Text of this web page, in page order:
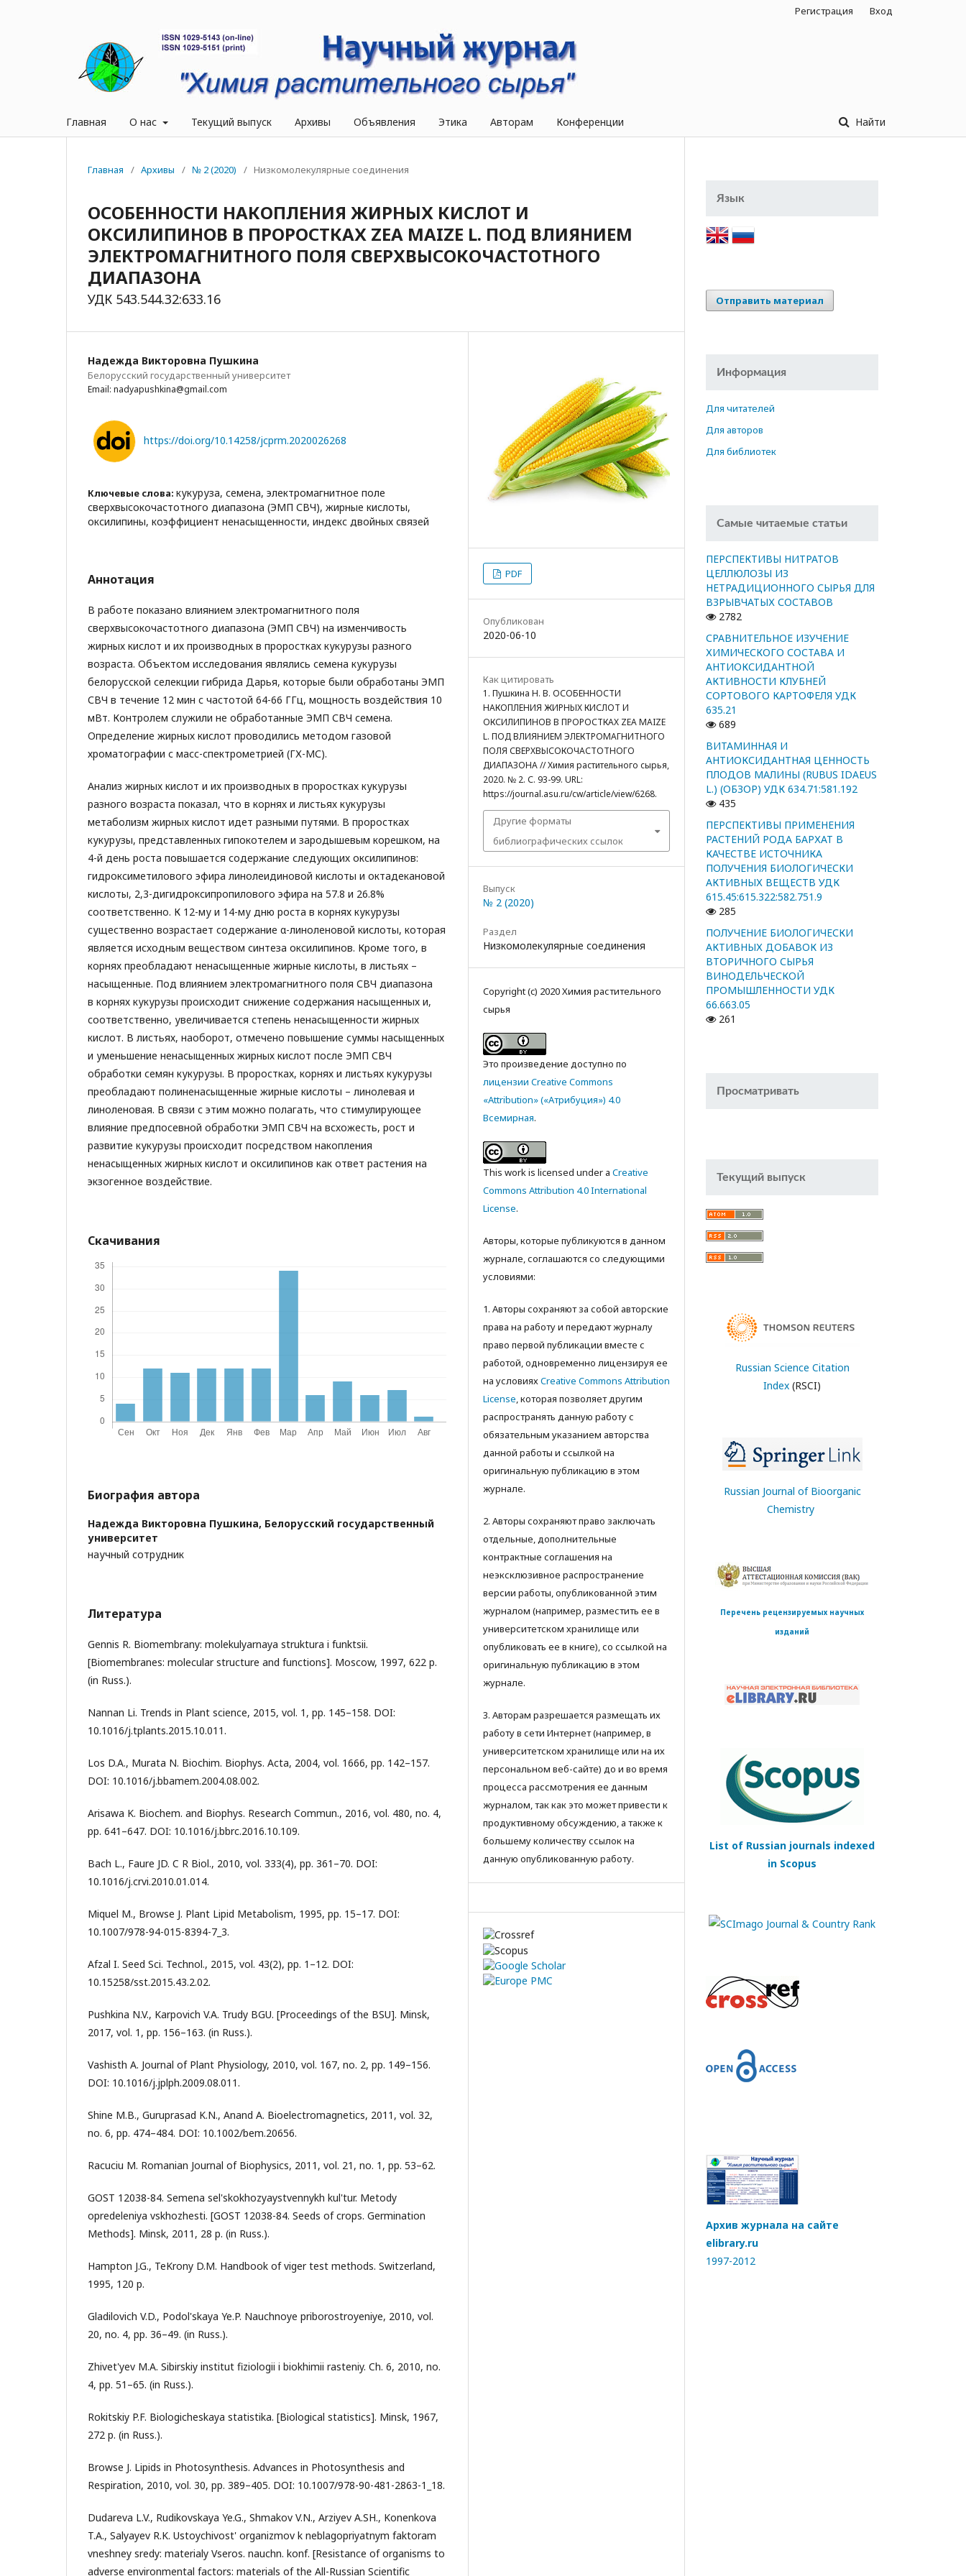
Главная О нас Текущий выпуск Архивы Объявления Этика Авторам Конференции Найти
Регистрация Вход
Главная / Архивы / № 2 (2020) / Низкомолекулярные соединения
ОСОБЕННОСТИ НАКОПЛЕНИЯ ЖИРНЫХ КИСЛОТ И
ОКСИЛИПИНОВ В ПРОРОСТКАХ ZEA MAIZE L. ПОД ВЛИЯНИЕМ
ЭЛЕКТРОМАГНИТНОГО ПОЛЯ СВЕРХВЫСОКОЧАСТОТНОГО
ДИАПАЗОНА
УДК 543.544.32:633.16
Надежда Викторовна Пушкина
Белорусский государственный университет
Email: nadyapushkina@gmail.com
https://doi.org/10.14258/jcprm.2020026268
Ключевые слова: кукуруза, семена, электромагнитное поле
сверхвысокочастотного диапазона (ЭМП СВЧ), жирные кислоты,
оксилипины, коэффициент ненасыщенности, индекс двойных связей
Аннотация
В работе показано влиянием электромагнитного поля
сверхвысокочастотного диапазона (ЭМП СВЧ) на изменчивость
жирных кислот и их производных в проростках кукурузы разного
возраста. Объектом исследования являлись семена кукурузы
белорусской селекции гибрида Дарья, которые были обработаны ЭМП
СВЧ в течение 12 мин с частотой 64-66 ГГц, мощность воздействия 10
мВт. Контролем служили не обработанные ЭМП СВЧ семена.
Определение жирных кислот проводились методом газовой
хроматографии с масс-спектрометрией (ГХ-МС).
Анализ жирных кислот и их производных в проростках кукурузы
разного возраста показал, что в корнях и листьях кукурузы
метаболизм жирных кислот идет разными путями. В проростках
кукурузы, представленных гипокотелем и зародышевым корешком, на
4-й день роста повышается содержание следующих оксилипинов:
гидроксиметилового эфира линолеидиновой кислоты и октадекановой
кислоты, 2,3-дигидроксипропилового эфира на 57.8 и 26.8%
соответственно. К 12-му и 14-му дню роста в корнях кукурузы
существенно возрастает содержание α-линоленовой кислоты, которая
является исходным веществом синтеза оксилипинов. Кроме того, в
корнях преобладают ненасыщенные жирные кислоты, в листьях –
насыщенные. Под влиянием электромагнитного поля СВЧ диапазона
в корнях кукурузы происходит снижение содержания насыщенных и,
соответственно, увеличивается степень ненасыщенности жирных
кислот. В листьях, наоборот, отмечено повышение суммы насыщенных
и уменьшение ненасыщенных жирных кислот после ЭМП СВЧ
обработки семян кукурузы. В проростках, корнях и листьях кукурузы
преобладают полиненасыщенные жирные кислоты – линолевая и
линоленовая. В связи с этим можно полагать, что стимулирующее
влияние предпосевной обработки ЭМП СВЧ на всхожесть, рост и
развитие кукурузы происходит посредством накопления
ненасыщенных жирных кислот и оксилипинов как ответ растения на
экзогенное воздействие.
Скачивания
Биография автора
Надежда Викторовна Пушкина, Белорусский государственный
университет
научный сотрудник
Литература
Gennis R. Biomembrany: molekulyarnaya struktura i funktsii.
[Biomembranes: molecular structure and functions]. Moscow, 1997, 622 p.
(in Russ.).
Nannan Li. Trends in Plant science, 2015, vol. 1, pp. 145–158. DOI:
10.1016/j.tplants.2015.10.011.
Los D.A., Murata N. Biochim. Biophys. Acta, 2004, vol. 1666, pp. 142–157.
DOI: 10.1016/j.bbamem.2004.08.002.
Arisawa K. Biochem. and Biophys. Research Commun., 2016, vol. 480, no. 4,
pp. 641–647. DOI: 10.1016/j.bbrc.2016.10.109.
Bach L., Faure JD. C R Biol., 2010, vol. 333(4), pp. 361–70. DOI:
10.1016/j.crvi.2010.01.014.
Miquel M., Browse J. Plant Lipid Metabolism, 1995, pp. 15–17. DOI:
10.1007/978-94-015-8394-7_3.
Afzal I. Seed Sci. Technol., 2015, vol. 43(2), pp. 1–12. DOI:
10.15258/sst.2015.43.2.02.
Pushkina N.V., Karpovich V.A. Trudy BGU. [Proceedings of the BSU]. Minsk,
2017, vol. 1, pp. 156–163. (in Russ.).
Vashisth A. Journal of Plant Physiology, 2010, vol. 167, no. 2, pp. 149–156.
DOI: 10.1016/j.jplph.2009.08.011.
Shine M.B., Guruprasad K.N., Anand A. Bioelectromagnetics, 2011, vol. 32,
no. 6, pp. 474–484. DOI: 10.1002/bem.20656.
Racuciu M. Romanian Journal of Biophysics, 2011, vol. 21, no. 1, pp. 53–62.
GOST 12038-84. Semena sel'skokhozyaystvennykh kul'tur. Metody
opredeleniya vskhozhesti. [GOST 12038-84. Seeds of crops. Germination
Methods]. Minsk, 2011, 28 p. (in Russ.).
Hampton J.G., TeKrony D.M. Handbook of viger test methods. Switzerland,
1995, 120 p.
Gladilovich V.D., Podol'skaya Ye.P. Nauchnoye priborostroyeniye, 2010, vol.
20, no. 4, pp. 36–49. (in Russ.).
Zhivet'yev M.A. Sibirskiy institut fiziologii i biokhimii rasteniy. Ch. 6, 2010, no.
4, pp. 51–65. (in Russ.).
Rokitskiy P.F. Biologicheskaya statistika. [Biological statistics]. Minsk, 1967,
272 p. (in Russ.).
Browse J. Lipids in Photosynthesis. Advances in Photosynthesis and
Respiration, 2010, vol. 30, pp. 389–405. DOI: 10.1007/978-90-481-2863-1_18.
Dudareva L.V., Rudikovskaya Ye.G., Shmakov V.N., Arziyev A.SH., Konenkova
T.A., Salyayev R.K. Ustoychivost' organizmov k neblagopriyatnym faktoram
vneshney sredy: materialy Vseros. nauchn. konf. [Resistance of organisms to
adverse environmental factors: materials of the All-Russian Scientific
PDF
Опубликован
2020-06-10
Как цитировать
1. Пушкина Н. В. ОСОБЕННОСТИ
НАКОПЛЕНИЯ ЖИРНЫХ КИСЛОТ И
ОКСИЛИПИНОВ В ПРОРОСТКАХ ZEA MAIZE
L. ПОД ВЛИЯНИЕМ ЭЛЕКТРОМАГНИТНОГО
ПОЛЯ СВЕРХВЫСОКОЧАСТОТНОГО
ДИАПАЗОНА // Химия растительного сырья,
2020. № 2. С. 93-99. URL:
https://journal.asu.ru/cw/article/view/6268.
Другие форматы
библиографических ссылок
Выпуск
№ 2 (2020)
Раздел
Низкомолекулярные соединения
Copyright (c) 2020 Химия растительного
сырья
Это произведение доступно по
лицензии Creative Commons
«Attribution» («Атрибуция») 4.0
Всемирная.
This work is licensed under a Creative
Commons Attribution 4.0 International
License.
Авторы, которые публикуются в данном
журнале, соглашаются со следующими
условиями:
1. Авторы сохраняют за собой авторские
права на работу и передают журналу
право первой публикации вместе с
работой, одновременно лицензируя ее
на условияхCreative Commons Attribution
License, которая позволяет другим
распространять данную работу с
обязательным указанием авторства
данной работы и ссылкой на
оригинальную публикацию в этом
журнале.
2. Авторы сохраняют право заключать
отдельные, дополнительные
контрактные соглашения на
неэксклюзивное распространение
версии работы, опубликованной этим
журналом (например, разместить ее в
университетском хранилище или
опубликовать ее в книге), со ссылкой на
оригинальную публикацию в этом
журнале.
3. Авторам разрешается размещать их
работу в сети Интернет (например, в
университетском хранилище или на их
персональном веб-сайте) до и во время
процесса рассмотрения ее данным
журналом, так как это может привести к
продуктивному обсуждению, а также к
большему количеству ссылок на
данную опубликованную работу.
Язык
Отправить материал
Информация
Для читателей
Для авторов
Для библиотек
Самые читаемые статьи
ПЕРСПЕКТИВЫ НИТРАТОВ
ЦЕЛЛЮЛОЗЫ ИЗ
НЕТРАДИЦИОННОГО СЫРЬЯ ДЛЯ
ВЗРЫВЧАТЫХ СОСТАВОВ
2782
СРАВНИТЕЛЬНОЕ ИЗУЧЕНИЕ
ХИМИЧЕСКОГО СОСТАВА И
АНТИОКСИДАНТНОЙ
АКТИВНОСТИ КЛУБНЕЙ
СОРТОВОГО КАРТОФЕЛЯ УДК
635.21
689
ВИТАМИННАЯ И
АНТИОКСИДАНТНАЯ ЦЕННОСТЬ
ПЛОДОВ МАЛИНЫ (RUBUS IDAEUS
L.) (ОБЗОР) УДК 634.71:581.192
435
ПЕРСПЕКТИВЫ ПРИМЕНЕНИЯ
РАСТЕНИЙ РОДА БАРХАТ В
КАЧЕСТВЕ ИСТОЧНИКА
ПОЛУЧЕНИЯ БИОЛОГИЧЕСКИ
АКТИВНЫХ ВЕЩЕСТВ УДК
615.45:615.322:582.751.9
285
ПОЛУЧЕНИЕ БИОЛОГИЧЕСКИ
АКТИВНЫХ ДОБАВОК ИЗ
ВТОРИЧНОГО СЫРЬЯ
ВИНОДЕЛЬЧЕСКОЙ
ПРОМЫШЛЕННОСТИ УДК
66.663.05
261
Просматривать
Текущий выпуск
Russian Science Citation
Index (RSCI)
Russian Journal of Bioorganic
Chemistry
Перечень рецензируемых научных
изданий
List of Russian journals indexed
in Scopus
Архив журнала на сайте
elibrary.ru
1997-2012